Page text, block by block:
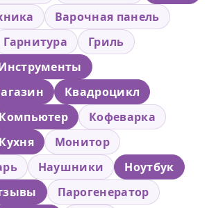
Варочная панель
Гарнитура
Гриль
Квадроцикл
Компьютер
Кофеварка
Кухня
Монитор
Наушники
Ноутбук
Парогенератор